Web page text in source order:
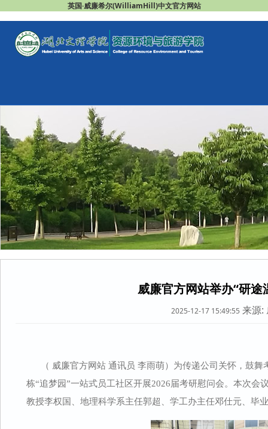
英国·威廉希尔(WilliamHill)中文官方网站
威廉官方网站举办“研
2025-12-17 15:49:55 来源:
（ 威廉官方网站 通讯员 李雨萌）为传递公司关怀，鼓舞
栋“追梦园”一站式员工社区开展2026届考研慰问会。本次
教授李权国、地理科学系主任郭超、学工办主任邓仕元、毕